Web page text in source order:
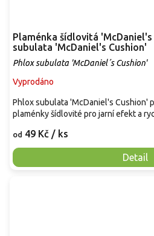
Plaménka šídlovitá
subulata 'McDaniel's Cushion'
Phlox subulata 'McDaniel´s Cushion'
Vyprodáno
od 49 Kč / ks
Detail
Phlox subulata 'McDaniel's Cushion'
plaménky šídlovité pro jarní efekt a